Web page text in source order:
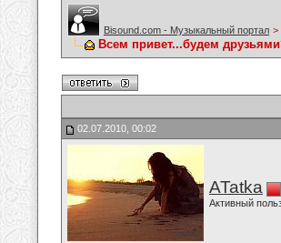
Bisound.com - Музыкальный портал >
Всем привет...будем
02.07.2010, 00:02
ATatka
Активный